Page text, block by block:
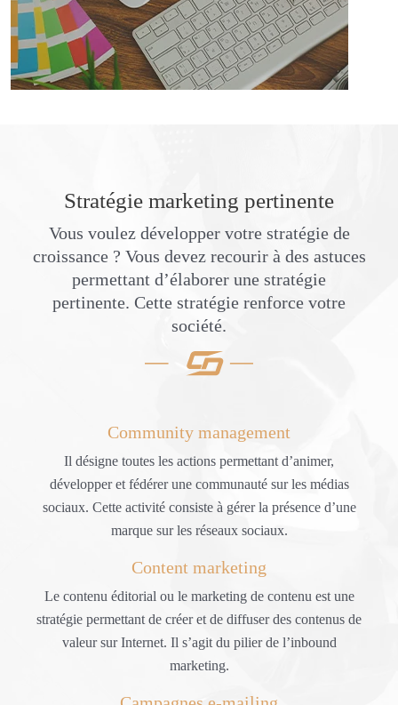
Stratégie marketing pertinente
Vous voulez développer votre stratégie de
croissance ? Vous devez recourir à des astuces
permettant d’élaborer une stratégie
pertinente. Cette stratégie renforce votre
société.
Community management
Il désigne toutes les actions permettant d’animer,
développer et fédérer une communauté sur les médias
sociaux. Cette activité consiste à gérer la présence d’une
marque sur les réseaux sociaux.
Content marketing
Le contenu éditorial ou le marketing de contenu est une
stratégie permettant de créer et de diffuser des contenus de
valeur sur Internet. Il s’agit du pilier de l’inbound
marketing.